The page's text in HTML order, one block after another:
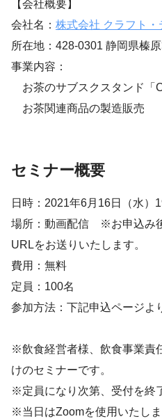
【会社概要】
会社名： 株式会社 クラフト・
所在地：428-0301 静岡県榛
事業内容：
お茶のサブスクスタンド「
お茶関連商品の製造販売
セミナー概要
日時：2021年6月16日（水）
場所：動画配信 ※お申込み
URLをお送りいたします。
費用：無料
定員：100名
参加方法：下記申込ページよ
※飲食経営者様、飲食事業責
けのセミナーです。
※定員になり次第、受付を終
※当日はZoomを使用いたし